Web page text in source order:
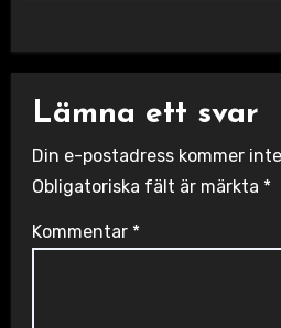
Lämna ett svar
Din e-postadress kommer
Obligatoriska fält är märkta *
Kommentar *